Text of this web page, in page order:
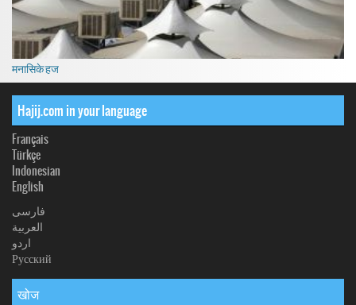
मनासिके हज
Hajij.com in your language
Français
Türkçe
Indonesian
English
فارسی
العربیة
اردو
Русский
खोज